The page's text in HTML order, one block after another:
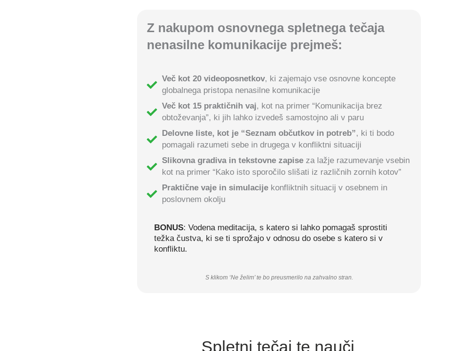
Z nakupom osnovnega spletnega tečaja
nenasilne komunikacije prejmeš:
Več kot 20 videoposnetkov, ki zajemajo vse osnovne koncepte
globalnega pristopa nenasilne komunikacije
Več kot 15 praktičnih vaj, kot na primer “Komunikacija brez
obtoževanja”, ki jih lahko izvedeš samostojno ali v paru
Delovne liste, kot je “Seznam občutkov in potreb”, ki ti bodo
pomagali razumeti sebe in drugega v konfliktni situaciji
Slikovna gradiva in tekstovne zapiseza lažje razumevanje vsebin
kot na primer “Kako isto sporočilo slišati iz različnih zornih kotov”
Praktične vaje in simulacije konfliktnih situacij v osebnem in
poslovnem okolju
BONUS: Vodena meditacija, s katero si lahko pomagaš sprostiti
težka čustva, ki se ti sprožajo v odnosu do osebe s katero si v
konfliktu.
S klikom ‘Ne želim’ te bo preusmerilo na zahvalno stran.
Spletni tečaj te nauči